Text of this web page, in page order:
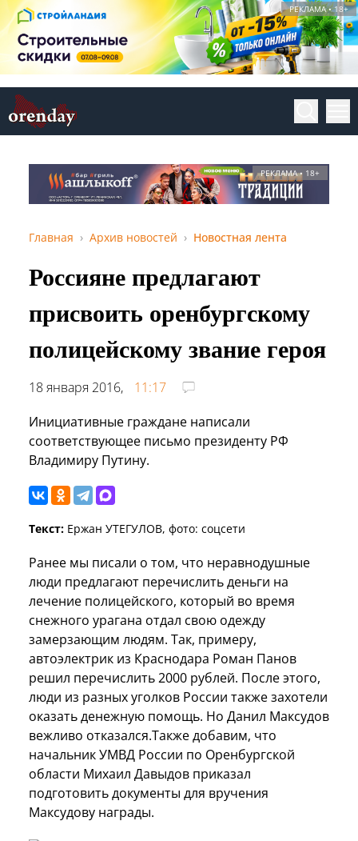
РЕКЛАМА • 18+
РЕКЛАМА • 18+
Главная Архив новостей Новостная лента
Россияне предлагают
присвоить оренбургскому
полицейскому звание героя
18 января 2016,
11:17
Инициативные граждане написали
соответствующее письмо президенту РФ
Владимиру Путину.
Текст: Ержан УТЕГУЛОВ, фото: соцсети
Ранее мы писали о том, что неравнодушные
люди предлагают перечислить деньги на
лечение полицейского, который во время
снежного урагана отдал свою одежду
замерзающим людям. Так, примеру,
автоэлектрик из Краснодара Роман Панов
решил перечислить 2000 рублей. После этого,
люди из разных уголков России также захотели
оказать денежную помощь. Но Данил Максудов
вежливо отказался.Также добавим, что
начальник УМВД России по Оренбургской
области Михаил Давыдов приказал
подготовить документы для вручения
Максудову награды.